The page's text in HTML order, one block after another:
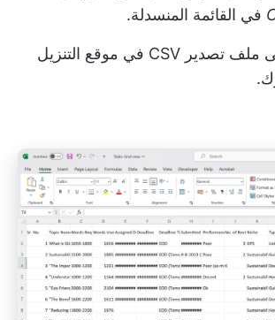
في القائمة المنسدلة.
يمكنك العثور على ملف تصدير CSV في موقع التنزيل